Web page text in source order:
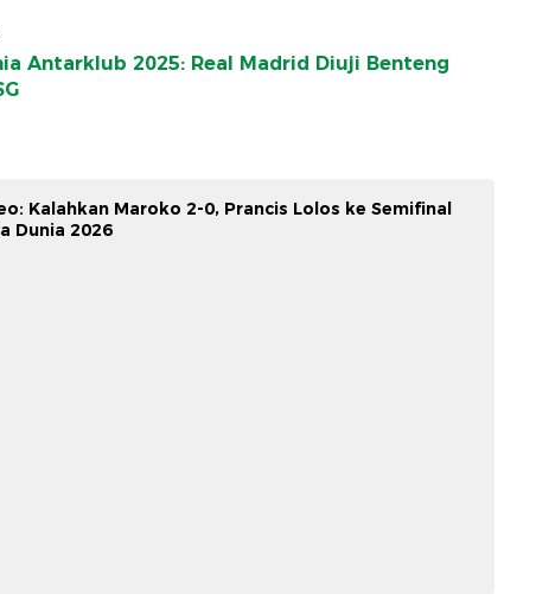
Antarklub 2025: Real Madrid Diuji Benteng
Kalahkan Maroko 2-0, Prancis Lolos ke Semifinal
Dunia 2026